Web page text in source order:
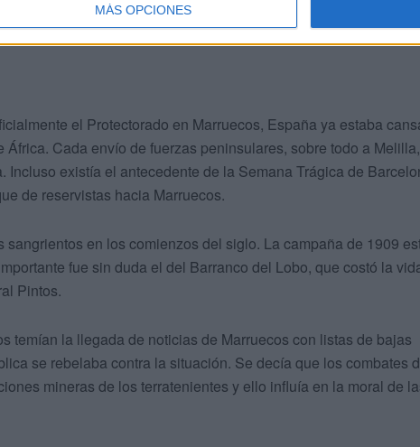
MÁS OPCIONES
Xauen, 1920. Óleo de Mariano Bertuchi (Ministerio de Asuntos Exteriores y
el Protectorado en Marruecos, España ya estaba
África. Cada envío de fuerzas peninsulares, sobre todo a Melilla,
Incluso existía el antecedente de la Semana Trágica de
de reservistas hacia Marruecos.
sangrientos en los comienzos del siglo. La campaña de 1909
fue sin duda el del Barranco del Lobo, que costó la
Pintos.
temían la llegada de noticias de Marruecos con listas de bajas
se rebelaba contra la situación. Se decía que los combates
mineras de los terratenientes y ello influía en la moral de